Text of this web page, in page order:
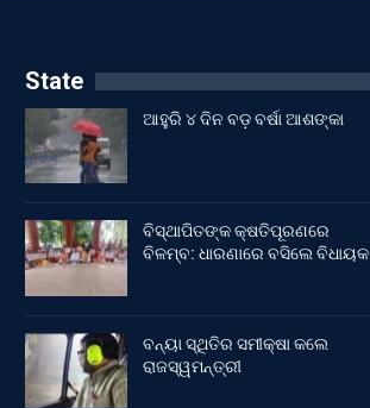
State
ଆହୁରି ୪ ଦିନ ବଡ଼ ବର୍ଷା ଆଶଙ୍କା
ବିସ୍ଥାପିତଙ୍କ କ୍ଷତିପୂରଣରେ
ବିଳମ୍ବ: ଧାରଣାରେ ବସିଲେ ବିଧାୟକ
ବନ୍ୟା ସ୍ଥିତିର ସମୀକ୍ଷା କଲେ
ରାଜସ୍ୱମନ୍ତ୍ରୀ